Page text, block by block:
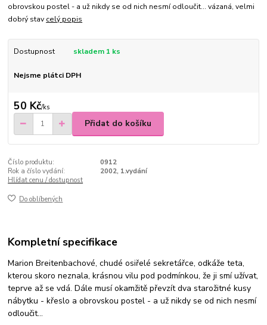
obrovskou postel - a už nikdy se od nich nesmí odloučit... vázaná, velmi
dobrý stav celý popis
Dostupnost skladem 1 ks
Nejsme plátci DPH
50 Kč/ks
Přidat do košíku
Číslo produktu:
0912
Rok a číslo vydání:
2002, 1.vydání
Hlídat cenu / dostupnost
Do oblíbených
Kompletní specifikace
Marion Breitenbachové, chudé osiřelé sekretářce, odkáže teta,
kterou skoro neznala, krásnou vilu pod podmínkou, že ji smí užívat,
teprve až se vdá. Dále musí okamžitě převzít dva starožitné kusy
nábytku - křeslo a obrovskou postel - a už nikdy se od nich nesmí
odloučit...